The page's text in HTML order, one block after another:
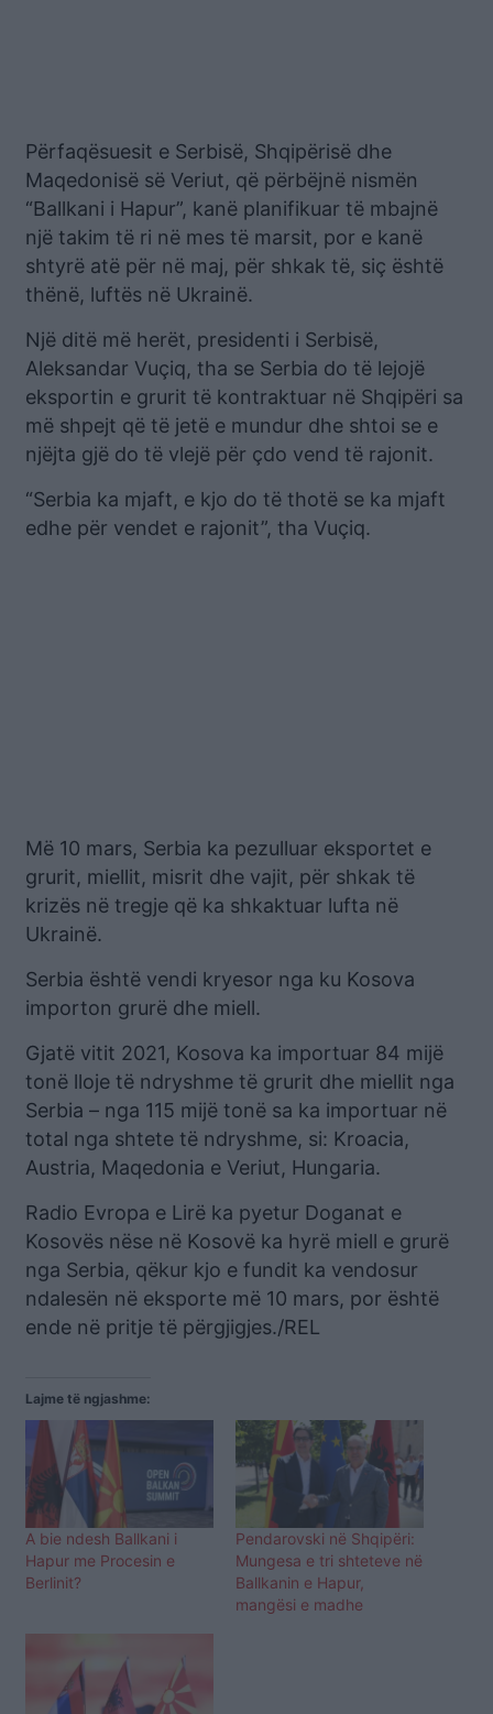
Përfaqësuesit e Serbisë, Shqipërisë dhe
Maqedonisë së Veriut, që përbëjnë nismën
“Ballkani i Hapur”, kanë planifikuar të mbajnë
një takim të ri në mes të marsit, por e kanë
shtyrë atë për në maj, për shkak të, siç është
thënë, luftës në Ukrainë.
Një ditë më herët, presidenti i Serbisë,
Aleksandar Vuçiq, tha se Serbia do të lejojë
eksportin e grurit të kontraktuar në Shqipëri sa
më shpejt që të jetë e mundur dhe shtoi se e
njëjta gjë do të vlejë për çdo vend të rajonit.
“Serbia ka mjaft, e kjo do të thotë se ka mjaft
edhe për vendet e rajonit”, tha Vuçiq.
Më 10 mars, Serbia ka pezulluar eksportet e
grurit, miellit, misrit dhe vajit, për shkak të
krizës në tregje që ka shkaktuar lufta në
Ukrainë.
Serbia është vendi kryesor nga ku Kosova
importon grurë dhe miell.
Gjatë vitit 2021, Kosova ka importuar 84 mijë
tonë lloje të ndryshme të grurit dhe miellit nga
Serbia – nga 115 mijë tonë sa ka importuar në
total nga shtete të ndryshme, si: Kroacia,
Austria, Maqedonia e Veriut, Hungaria.
Radio Evropa e Lirë ka pyetur Doganat e
Kosovës nëse në Kosovë ka hyrë miell e grurë
nga Serbia, qëkur kjo e fundit ka vendosur
ndalesën në eksporte më 10 mars, por është
ende në pritje të përgjigjes./REL
Lajme të ngjashme:
A bie ndesh Ballkani i
Hapur me Procesin e
Berlinit?
Pendarovski në Shqipëri:
Mungesa e tri shteteve në
Ballkanin e Hapur,
mangësi e madhe